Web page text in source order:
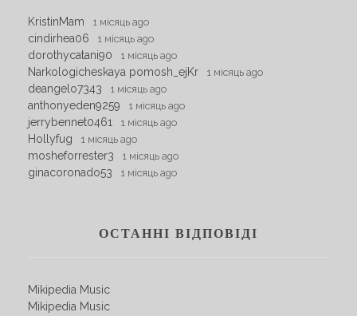
KristinMam 1 місяць ago
cindirhea06 1 місяць ago
dorothycatani90 1 місяць ago
Narkologicheskaya pomosh_ejKr 1 місяць ago
deangelo7343 1 місяць ago
anthonyeden9259 1 місяць ago
jerrybennet0461 1 місяць ago
Hollyfug 1 місяць ago
mosheforrester3 1 місяць ago
ginacoronado53 1 місяць ago
ОСТАННІ ВІДПОВІДІ
Mikipedia Music
Mikipedia Music